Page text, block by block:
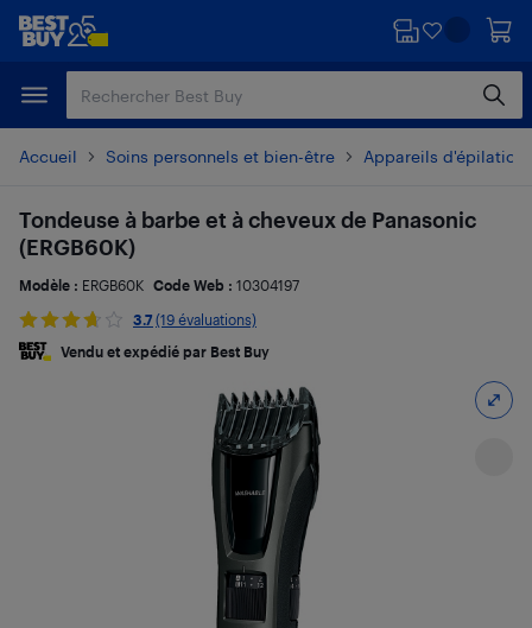
Passer
principal
Passer
Accueil Soins personnels et bien-être Appareils d'épilation
Tondeuse à barbe et à cheveux de Panasonic
(ERGB60K)
Modèle : ERGB60K Code Web : 10304197
3.7 (19 évaluations)
Vendu et expédié par Best Buy